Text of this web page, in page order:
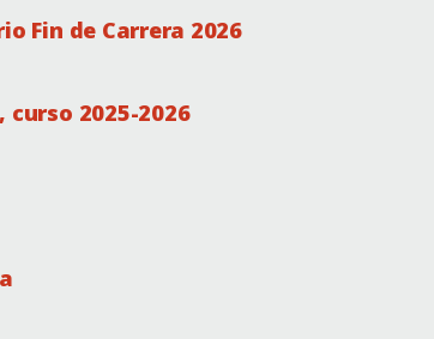
Fin de Carrera 2026
2025-2026